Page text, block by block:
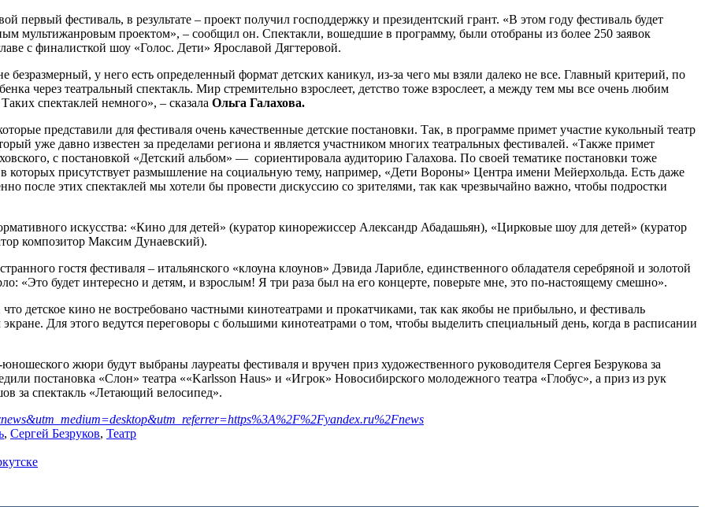
первый фестиваль, в результате – проект получил господдержку и президентский грант. «В этом году фестиваль будет
мультижанровым проектом», – сообщил он. Спектакли, вошедшие в программу, были отобраны из более 250 заявок
с финалисткой шоу «Голос. Дети» Ярославой Дягтеровой.
у него есть определенный формат детских каникул, из-за чего мы взяли далеко не все. Главный критерий, по
через театральный спектакль. Мир стремительно взрослеет, детство тоже взрослеет, а между тем мы все очень любим
спектаклей немного», – сказала Ольга Галахова.
представили для фестиваля очень качественные детские постановки. Так, в программе примет участие кукольный театр
уже давно известен за пределами региона и является участником многих театральных фестивалей. «Также примет
с постановкой «Детский альбом» — сориентировала аудиторию Галахова. По своей тематике постановки тоже
которых присутствует размышление на социальную тему, например, «Дети Вороны» Центра имени Мейерхольда. Есть даже
после этих спектаклей мы хотели бы провести дискуссию со зрителями, так как чрезвычайно важно, чтобы подростки
искусства: «Кино для детей» (куратор кинорежиссер Александр Абадашьян), «Цирковые шоу для детей» (куратор
композитор Максим Дунаевский).
гостя фестиваля – итальянского «клоуна клоунов» Дэвида Ларибле, единственного обладателя серебряной и золотой
«Это будет интересно и детям, и взрослым! Я три раза был на его концерте, поверьте мне, это по-настоящему смешно».
детское кино не востребовано частными кинотеатрами и прокатчиками, так как якобы не прибыльно, и фестиваль
Для этого ведутся переговоры с большими кинотеатрами о том, чтобы выделить специальный день, когда в расписании
жюри будут выбраны лауреаты фестиваля и вручен приз художественного руководителя Сергея Безрукова за
постановка «Слон» театра ««Karlsson Haus» и «Игрок» Новосибирского молодежного театра «Глобус», а приз из рук
за спектакль «Летающий велосипед».
, Сергей Безруков, Театр